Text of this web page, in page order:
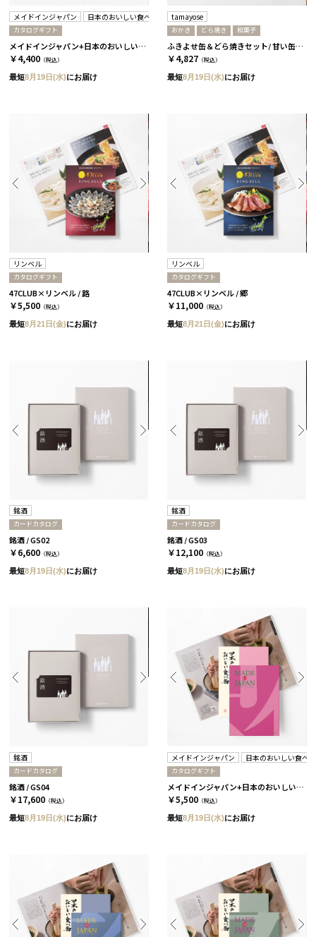
メイドインジャパン 日本のおいしい食べ物
カタログギフト
メイドインジャパン+日本のおいしい食べ物 / MJ6+橙 2冊セット
￥4,400 （税込）
最短8月19日(水)にお届け
tamayose
おかき どら焼き 和菓子
ふきよせ缶＆どら焼きセット/ 甘い缶［tamayose］
￥4,827 （税込）
最短8月19日(水)にお届け
リンベル
カタログギフト
47CLUB×リンベル / 路
￥5,500 （税込）
最短8月21日(金)にお届け
リンベル
カタログギフト
47CLUB×リンベル / 郷
￥11,000 （税込）
最短8月21日(金)にお届け
銘酒
カードカタログ
銘酒 / GS02
￥6,600 （税込）
最短8月19日(水)にお届け
銘酒
カードカタログ
銘酒 / GS03
￥12,100 （税込）
最短8月19日(水)にお届け
銘酒
カードカタログ
銘酒 / GS04
￥17,600 （税込）
最短8月19日(水)にお届け
メイドインジャパン 日本のおいしい食べ物
カタログギフト
メイドインジャパン+日本のおいしい食べ物 / MJ08+蓮 2冊セット
￥5,500 （税込）
最短8月19日(水)にお届け